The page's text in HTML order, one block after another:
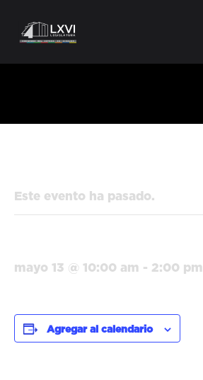
Este evento ha pasado.
mayo 13 @ 10:00 am - 2:00 pm
Agregar al calendario